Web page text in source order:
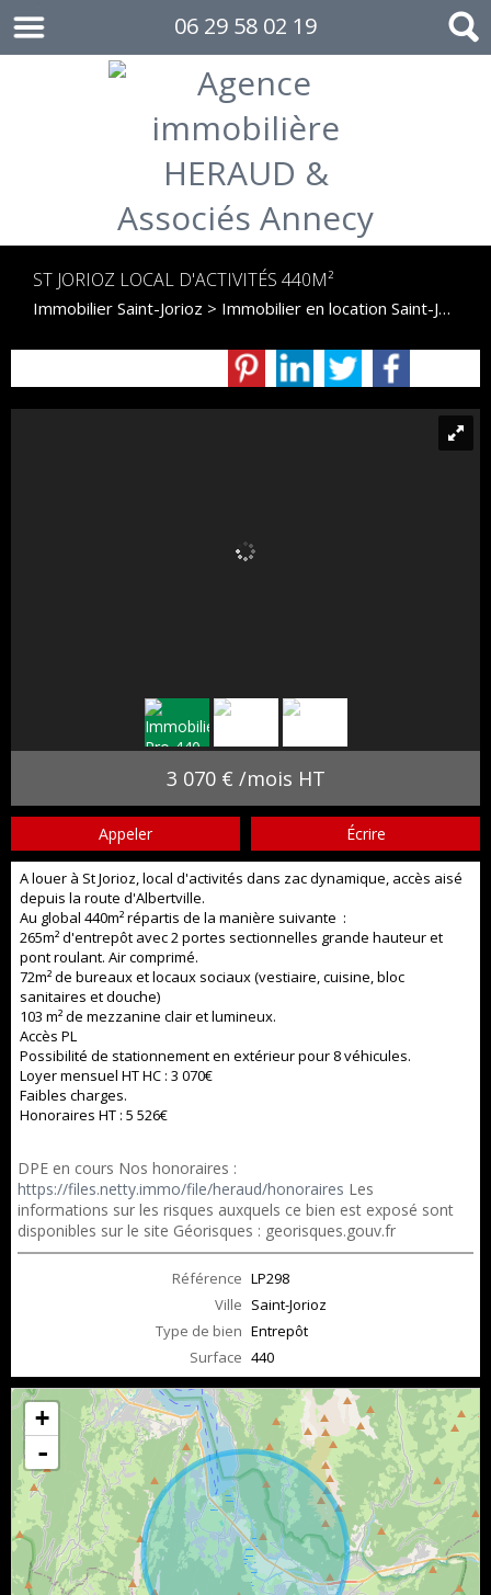
06 29 58 02 19
ST JORIOZ LOCAL D'ACTIVITÉS 440M²
Immobilier Saint-Jorioz > Immobilier en location Saint-Jorioz
3 070 € /mois HT
Appeler Écrire
A louer à St Jorioz, local d'activités dans zac dynamique, accès aisé
depuis la route d'Albertville.
Au global 440m² répartis de la manière suivante :
265m² d'entrepôt avec 2 portes sectionnelles grande hauteur et
pont roulant. Air comprimé.
72m² de bureaux et locaux sociaux (vestiaire, cuisine, bloc
sanitaires et douche)
103 m² de mezzanine clair et lumineux.
Accès PL
Possibilité de stationnement en extérieur pour 8 véhicules.
Loyer mensuel HT HC : 3 070€
Faibles charges.
Honoraires HT : 5 526€
DPE en cours Nos honoraires :
https://files.netty.immo/file/heraud/honoraires Les
informations sur les risques auxquels ce bien est exposé sont
disponibles sur le site Géorisques : georisques.gouv.fr
Référence LP298
Ville Saint-Jorioz
Type de bien Entrepôt
Surface 440
+
-